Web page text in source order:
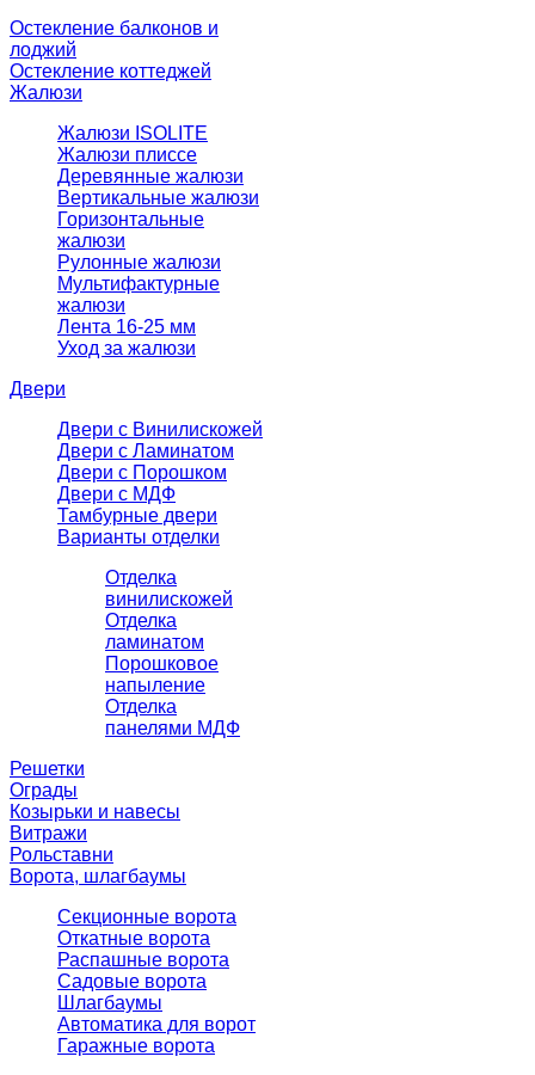
Остекление балконов и
лоджий
Остекление коттеджей
Жалюзи
Жалюзи ISOLITE
Жалюзи плиссе
Деревянные жалюзи
Вертикальные жалюзи
Горизонтальные
жалюзи
Рулонные жалюзи
Мультифактурные
жалюзи
Лента 16-25 мм
Уход за жалюзи
Двери
Двери с Винилискожей
Двери с Ламинатом
Двери с Порошком
Двери с МДФ
Тамбурные двери
Варианты отделки
Отделка
винилискожей
Отделка
ламинатом
Порошковое
напыление
Отделка
панелями МДФ
Решетки
Ограды
Козырьки и навесы
Витражи
Рольставни
Ворота, шлагбаумы
Секционные ворота
Откатные ворота
Распашные ворота
Садовые ворота
Шлагбаумы
Автоматика для ворот
Гаражные ворота